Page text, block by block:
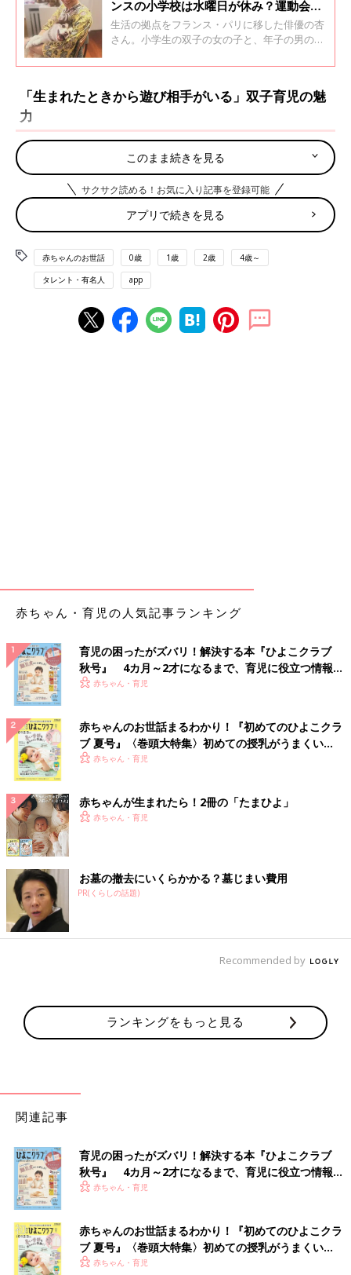
ンスの小学校は水曜日が休み？運動会が
ない？フランスでの子育てのリアル
生活の拠点をフランス・パリに移した俳優の杏
さん。小学生の双子の女の子と、年子の男の子
の生活を始めるきっかけとなった旅について
年3月に発売されました。たまひよONLINEで
っくり聞きました。全2回のインタビューの前
編です。
「生まれたときから遊び相手がいる」双子育児の魅
力
いと聞きました。
杏 戸籍上の「長女」「二女」はありますが、本人たちにはあえ
て「あなたはお姉ちゃん」、「あなたは妹」とは話していませ
ん。「あなたたちは双子だから一緒だよ」と話しています。だか
らまわりの大人にも話していません。同じ日、ほぼ同じ時間に生
まれても少し早いだけで「姉」、「妹」と役割を与えてしまうの
はちょっとな、と感じたのでそうしています。
――杏さんがお仕事で日本に行かれるときも双子ちゃんと弟君の
3人で協力してくれていますか？
杏 普段はけんかもしますが、私が日本への出張でいないときは
きょうだいで話し合って気がまぎれる部分は確実にあると思いま
す。
ママを独占できる時間が、親子の絆を強くする
――子ども1人ずつとデートの時間を設けている聞きました。現
話し合い、私と2人だけでいく1泊2日の旅行を計画して実行しま
した。だから私は3回旅行しました。
杏 そうです。別々のところです。3人それぞれが、好きそうな
ところや興味のあるところを考えました。日帰りもできるくらい
過ごしました。いつもの私と子どもたち4人での会話とは違い、
やっぱり1対1で向き合うと新しい発見がありますね。
――それは有意義な時間ですね。
杏 子どももお母さんを独占できることがうれしいのか、とにか
く楽しそうでした。これもお留守番している子どもを預かってく
れる友人がいたから実行できたんです。ありがたいです。
このまま続きを見る
サクサク読める！お気に入り記事を登録可能
アプリで続きを見る
赤ちゃんのお世話 0歳 1歳 2歳 4歳～
タレント・有名人 app
赤ちゃん・育児の人気記事ランキング
育児の困ったがズバリ！解決する本『ひよこクラブ
秋号』 4カ月～2才になるまで、育児に役立つ情報が
いっぱい！
赤ちゃん・育児
赤ちゃんのお世話まるわかり！『初めてのひよこクラ
ブ 夏号』〈巻頭大特集〉初めての授乳がうまくい
く！ おっぱい・ミルクの基本と夏のトラブル 解決テ
赤ちゃん・育児
赤ちゃんが生まれたら！2冊の「たまひよ」
赤ちゃん・育児
お墓の撤去にいくらかかる？墓じまい費用
PR(くらしの話題)
Recommended by
ランキングをもっと見る
関連記事
育児の困ったがズバリ！解決する本『ひよこクラブ
秋号』 4カ月～2才になるまで、育児に役立つ情報が
いっぱい！
赤ちゃん・育児
赤ちゃんのお世話まるわかり！『初めてのひよこクラ
ブ 夏号』〈巻頭大特集〉初めての授乳がうまくい
く！ おっぱい・ミルクの基本と夏のトラブル 解決テ
赤ちゃん・育児